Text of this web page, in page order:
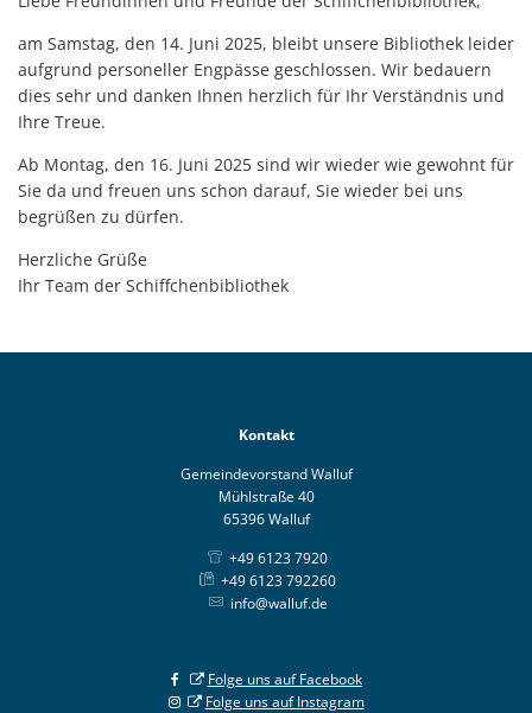
am Samstag, den 14. Juni 2025, bleibt unsere Bibliothek leider
aufgrund personeller Engpässe geschlossen. Wir bedauern
dies sehr und danken Ihnen herzlich für Ihr Verständnis und
Ihre Treue.
Ab Montag, den 16. Juni 2025 sind wir wieder wie gewohnt für
Sie da und freuen uns schon darauf, Sie wieder bei uns
begrüßen zu dürfen.
Herzliche Grüße
Ihr Team der Schiffchenbibliothek
Kontakt
Gemeindevorstand Walluf
Mühlstraße 40
65396 Walluf
+49 6123 7920
+49 6123 792260
info@walluf.de
Folge uns auf Facebook
Folge uns auf Instagram